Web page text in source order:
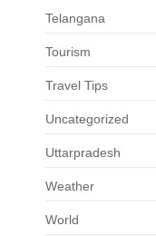
Telangana
Tourism
Travel Tips
Uncategorized
Uttarpradesh
Weather
World